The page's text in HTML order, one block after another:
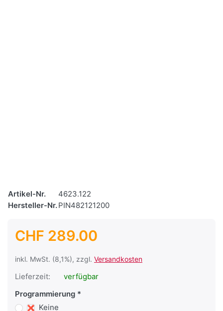
Artikel-Nr.
4623.122
Hersteller-Nr.PIN482121200
CHF 289.00
inkl. MwSt. (8,1%), zzgl. Versandkosten
Lieferzeit:
verfügbar
Programmierung
Keine